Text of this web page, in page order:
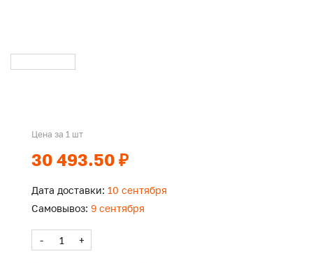
Цена за 1 шт
30 493.50 ₽
Дата доставки: 10 сентября
Самовывоз: 9 сентября
- +